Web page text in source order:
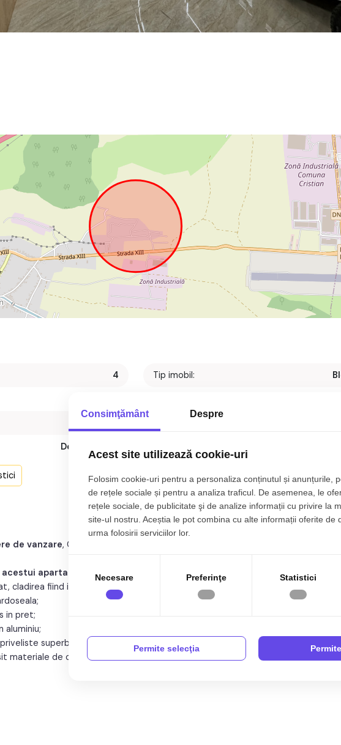
4
Decomandat
Tip imobil:
1
1
Structura:
Orientare:
de vanzare, COMISION 0, decomandat, 87 mp, zona
apartament:
cladirea fiind izolata cu vata minerala, iar incalzirea apartamentului fiind realizata
in pret;
aluminiu;
superba catre muntii Fagaras;
materiale de calitate, cum ar fi usile de la Porta Doors;
un apartament de vanzare cu 4 camere, decomandat, situat in localitatea
la etajul 2 intr -un imobil tip bloc cu regim de inaltime pe Parter + 2 Etaje; anul
Consimţământ Despre
Acest site utilizează cookie-uri
Folosim cookie-uri pentru a personaliza conținutul și anunțurile,
de rețele sociale și pentru a analiza traficul. De asemenea, le
rețele sociale, de publicitate şi de analize informații cu privire la
site-ul nostru. Aceștia le pot combina cu alte informații oferite de
urma folosirii serviciilor lor.
Necesare Preferinţe Statistici
Permite selecţia